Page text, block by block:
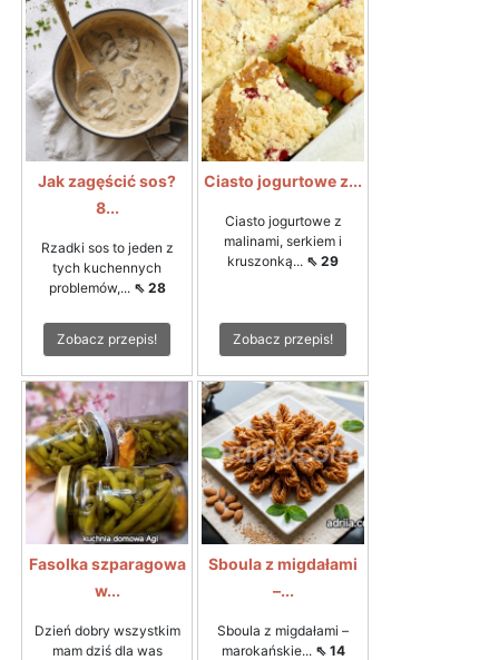
Jak zagęścić sos?
8...
Rzadki sos to jeden z
tych kuchennych
problemów,... ⇖ 28
Zobacz przepis!
Ciasto jogurtowe z...
Ciasto jogurtowe z
malinami, serkiem i
kruszonką... ⇖ 29
Zobacz przepis!
Fasolka szparagowa
w...
Dzień dobry wszystkim
mam dziś dla was
Sboula z migdałami
–...
Sboula z migdałami –
marokańskie... ⇖ 14